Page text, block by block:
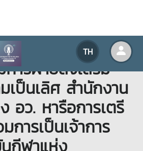
TH
ม่โจ้ให้การต้อนรับ
ารฝ่ายส่งเสริม
เป็นเลิศ สำนักงาน
อว. หารือการเตรี
การเป็นเจ้าการ